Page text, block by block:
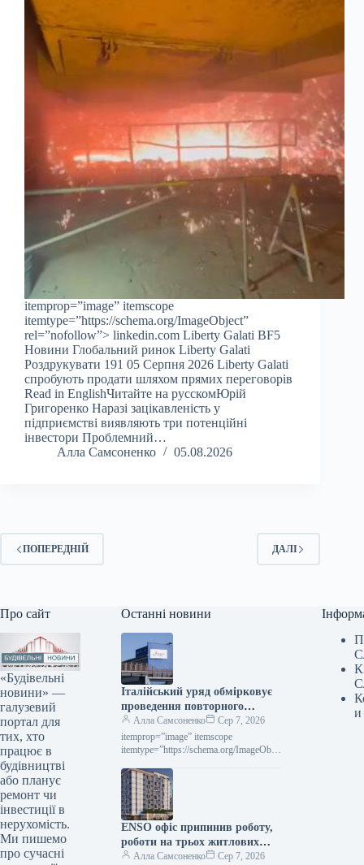
itemprop=”image” itemscope
itemtype=”https://schema.org/ImageObject”
rel=”nofollow”> linkedin.com Liberty Galati BF5
Новини Глобальний ринок Liberty Galati
Роздрукувати 191 05 Серпня 2026 Liberty Galati
спробують продати шляхом прямих переговорів
Read in EnglishЧитайте на русскомЮрій
Григоренко Наразі зацікавленість у
підприємстві виявляють три потенційні
інвестори Проблемний…
Алла Самсоненко
05.08.2026
ПОПЕРЕДНІЙ ДАЛІ
Про сайт
«Будівельні
новини» —
галузевий
портал для
тих, хто
працює в
будівництві
або планує
ремонт чи
інвестиції в
нерухомість.
Ми пишемо
про сучасні
Останні новини
Італійський уряд обмірковує
проведення повторного
конкурсу щодо Acciaierie
d’Italia
Алла Самсоненко
Сер 7, 2026
itemprop=”image” itemscope
itemtype=”https://schema.org/ImageObje
Acciaierie d’Italia Новини Світовий
ринок Італія Друкувати 48 07 Серпня
2026 Італійський уряд вивчає
можливість…
ENSO офіс припинив роботу,
роботи на трьох житлових
комплексах призупинено —
Алла Самсоненко Сер 7, 2026
и